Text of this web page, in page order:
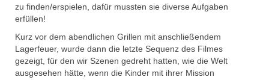
zu finden/erspielen, dafür mussten sie diverse Aufgaben
erfüllen!
Kurz vor dem abendlichen Grillen mit anschließendem
Lagerfeuer, wurde dann die letzte Sequenz des Filmes
gezeigt, für den wir Szenen gedreht hatten, wie die Welt
ausgesehen hätte, wenn die Kinder mit ihrer Mission